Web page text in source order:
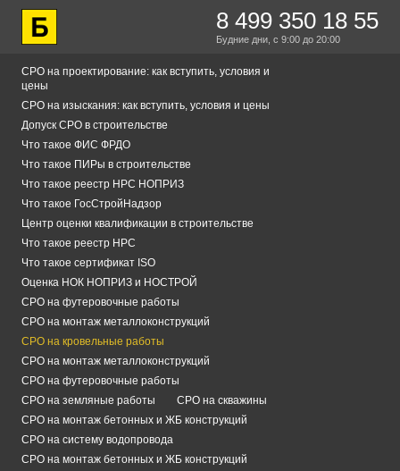
8 499 350 18 55
Будние дни, с 9:00 до 20:00
СРО на проектирование: как вступить, условия и
цены
СРО на изыскания: как вступить, условия и цены
Допуск СРО в строительстве
Что такое ФИС ФРДО
Что такое ПИРы в строительстве
Что такое реестр НРС НОПРИЗ
Что такое ГосСтройНадзор
Центр оценки квалификации в строительстве
Что такое реестр НРС
Что такое сертификат ISO
Оценка НОК НОПРИЗ и НОСТРОЙ
СРО на футеровочные работы
СРО на монтаж металлоконструкций
СРО на кровельные работы
СРО на монтаж металлоконструкций
СРО на футеровочные работы
СРО на земляные работы
СРО на скважины
СРО на монтаж бетонных и ЖБ конструкций
СРО на систему водопровода
СРО на монтаж бетонных и ЖБ конструкций